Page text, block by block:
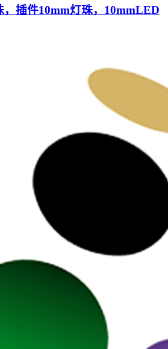
，插件10mm灯珠，10mmLED